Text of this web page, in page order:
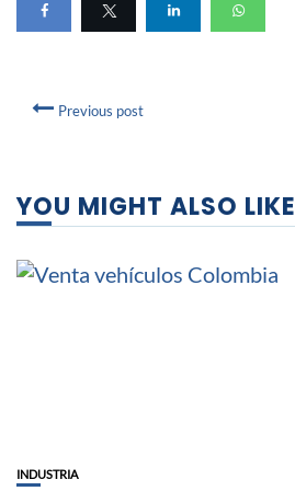
Previous post
YOU MIGHT ALSO LIKE
INDUSTRIA